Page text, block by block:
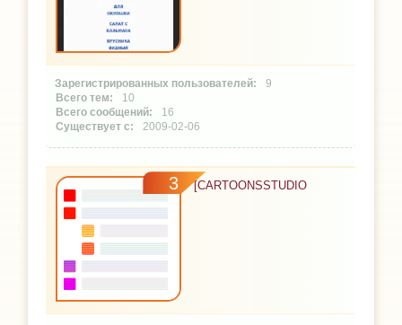
9
10
16
2009-02-06
3 [CARTOONSSTUDIO